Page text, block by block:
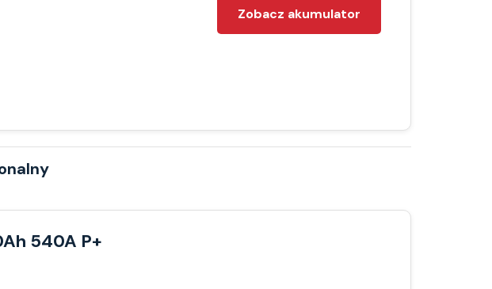
Zobacz akumulator
540A P+